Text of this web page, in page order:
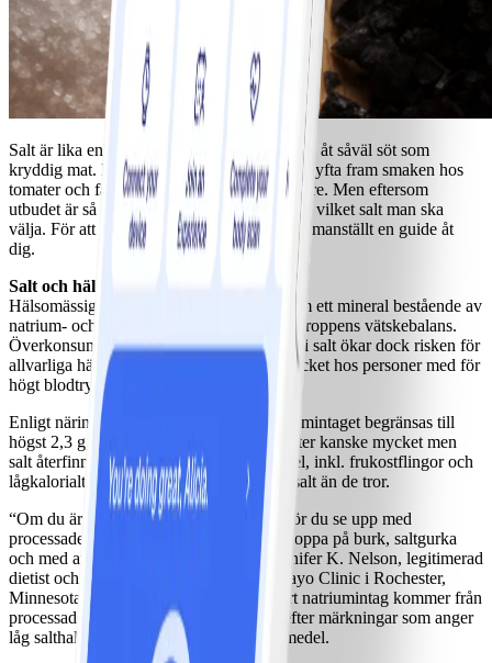
Salt är lika enkelt som magiskt: det ger smak åt såväl söt som
kryddig mat. Det krävs bara en nypa för att lyfta fram smaken hos
tomater och få vattenmeloner att smaka sötare. Men eftersom
utbudet är så stort är det ibland svårt att veta vilket salt man ska
välja. För att minska förvirringen har vi sammanställt en guide åt
dig.
Salt och hälsa
Hälsomässigt är salt ett tveeggat svärd. Som ett mineral bestående av
natrium- och kloridjoner är det viktigt för kroppens vätskebalans.
Överkonsumtion av det natrium som finns i salt ökar dock risken för
allvarliga hälsobesvär och kan öka blodtrycket hos personer med för
högt blodtryck.
Enligt näringsguider bör det dagliga natriumintaget begränsas till
högst 2,3 g, eller ca 1 tsk bordssalt. Det låter kanske mycket men
salt återfinns i många processade livsmedel, inkl. frukostflingor och
lågkalorialternativ. Många äter alltså mer salt än de tror.
“Om du är bekymrad över ditt saltintag bör du se upp med
processade livsmedel, salladsdressingar, soppa på burk, saltgurka
och med att äta på restaurang", säger Jennifer K. Nelson, legitimerad
dietist och chef för klinisk dietetik vid Mayo Clinic i Rochester,
Minnesota, USA. "Omkring 75 % av vårt natriumintag kommer från
processade livsmedel. Håll därför utkik efter märkningar som anger
låg salthalt när du köper processade livsmedel.